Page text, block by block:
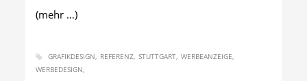
(mehr …)
GRAFIKDESIGN REFERENZ STUTTGART WERBEANZEIGE
WERBEDESIGN